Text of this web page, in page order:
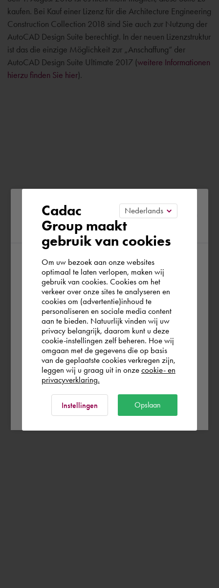
kaufen. Bei Kauf einer Lizenz für die Architecture Engineering
Construction Collection 2018 sind Sie auch zur Nutzung der
AutoCAD Design Suite berechtigt. In der neuen Lizenzstruktur
ist das die einzige Möglichkeit zur „Anschaffung“ der
AutoCAD Design Suite Ultimate 2017 (weitere Informationen
hierzu finden Sie hier).
Please confirm your current
region
According to us you are situated in Rest of
the world. Please confirm in which country
you wish to shop.
Österreich
Rest of the world
Cadac
Group maakt
gebruik van cookies
Om uw bezoek aan onze websites
optimaal te laten verlopen, maken wij
gebruik van cookies. Cookies om het
verkeer over onze sites te analyseren en
cookies om (advertentie)inhoud te
personaliseren en sociale media content
aan te bieden. Natuurlijk vinden wij uw
privacy belangrijk, daarom kunt u deze
cookie-instellingen zelf beheren. Hoe wij
omgaan met de gegevens die op basis
van de geplaatste cookies verkregen zijn,
leggen wij u graag uit in onze cookie- en
privacyverklaring.
Instellingen Opslaan